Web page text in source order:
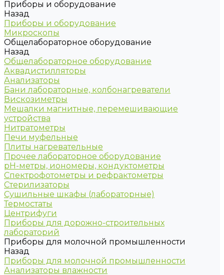
Приборы и оборудование
Назад
Приборы и оборудование
Микроскопы
Общелабораторное оборудование
Назад
Общелабораторное оборудование
Аквадистилляторы
Анализаторы
Бани лабораторные, колбонагреватели
Вискозиметры
Мешалки магнитные, перемешивающие
устройства
Нитратометры
Печи муфельные
Плиты нагревательные
Прочее лабораторное оборудование
рН-метры, иономеры, кондуктометры
Спектрофотометры и рефрактометры
Стерилизаторы
Сушильные шкафы (лабораторные)
Термостаты
Центрифуги
Приборы для дорожно-строительных
лабораторий
Приборы для молочной промышленности
Назад
Приборы для молочной промышленности
Анализаторы влажности